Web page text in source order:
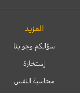
المزيد
سؤالكم وجوابنا
إستخارة
محاسبة النفس